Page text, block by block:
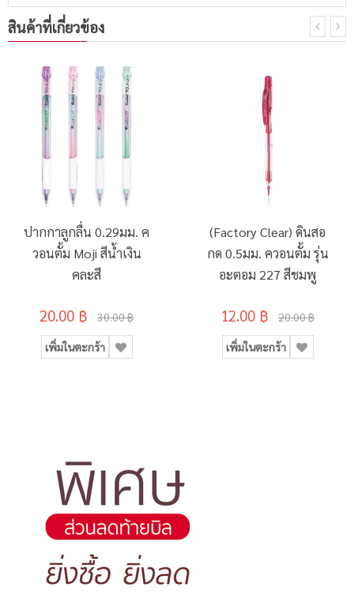
สินค้าที่เกี่ยวข้อง
ปากกาลูกลื่น 0.29มม. ค
วอนตั้ม Moji สีน้ำเงิน
คละสี
20.00 ฿ 30.00 ฿
เพิ่มในตะกร้า
(Factory Clear) ดินสอ
กด 0.5มม. ควอนตั้ม รุ่น
อะตอม 227 สีชมพู
12.00 ฿ 20.00 ฿
เพิ่มในตะกร้า